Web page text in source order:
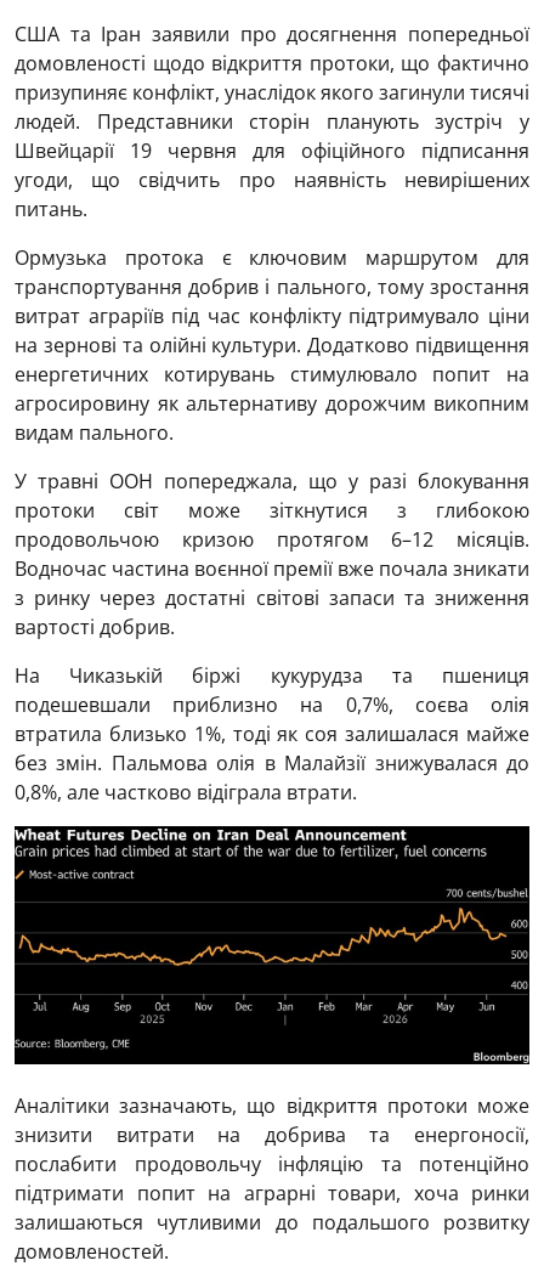
США та Іран заявили про досягнення попередньої
домовленості щодо відкриття протоки, що фактично
призупиняє конфлікт, унаслідок якого загинули тисячі
людей. Представники сторін планують зустріч у
Швейцарії 19 червня для офіційного підписання
угоди, що свідчить про наявність невирішених
питань.
Ормузька протока є ключовим маршрутом для
транспортування добрив і пального, тому зростання
витрат аграріїв під час конфлікту підтримувало ціни
на зернові та олійні культури. Додатково підвищення
енергетичних котирувань стимулювало попит на
агросировину як альтернативу дорожчим викопним
видам пального.
У травні ООН попереджала, що у разі блокування
протоки світ може зіткнутися з глибокою
продовольчою кризою протягом 6–12 місяців.
Водночас частина воєнної премії вже почала зникати
з ринку через достатні світові запаси та зниження
вартості добрив.
На Чиказькій біржі кукурудза та пшениця
подешевшали приблизно на 0,7%, соєва олія
втратила близько 1%, тоді як соя залишалася майже
без змін. Пальмова олія в Малайзії знижувалася до
0,8%, але частково відіграла втрати.
Аналітики зазначають, що відкриття протоки може
знизити витрати на добрива та енергоносії,
послабити продовольчу інфляцію та потенційно
підтримати попит на аграрні товари, хоча ринки
залишаються чутливими до подальшого розвитку
домовленостей.